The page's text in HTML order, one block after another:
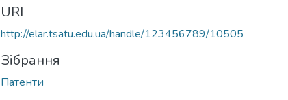
URI
http://elar.tsatu.edu.ua/handle/123456789/10505
Зібрання
Патенти